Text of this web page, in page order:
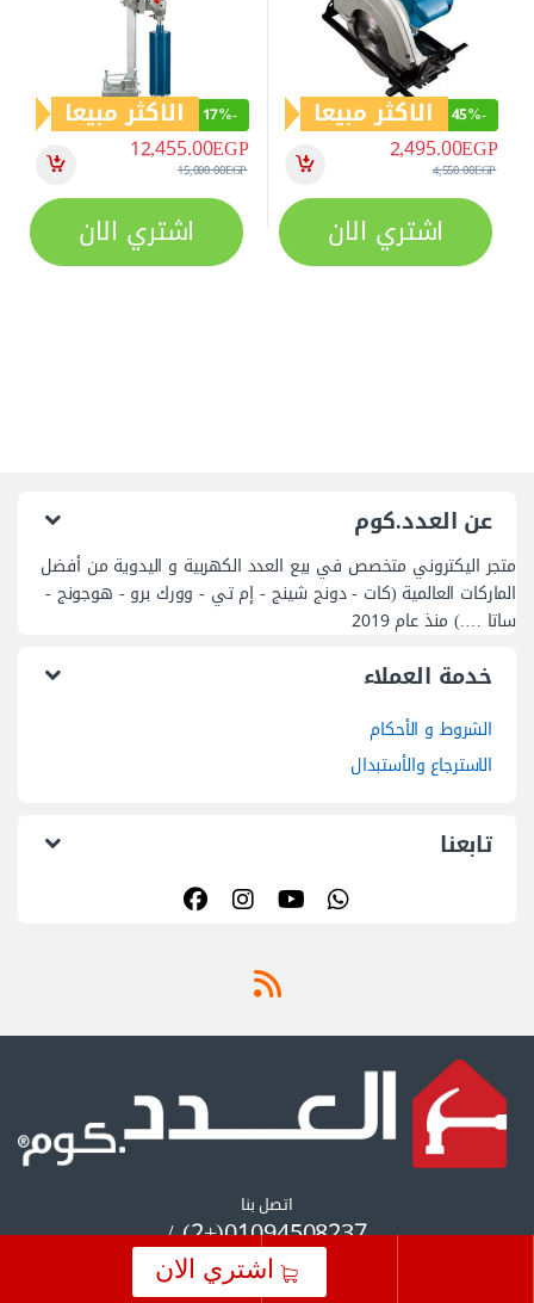
اشتري الان
-
45% الاكثر مبيعا
2,495.00EGP
4,550.00EGP
اشتري الان
-
17% الاكثر مبيعا
12,455.00EGP
15,000.00EGP
اشتري الان
عن العدد.كوم
متجر اليكتروني متخصص في بيع العدد الكهربية و اليدوية من أفضل
الماركات العالمية (كات - دونج شينج - إم تي - وورك برو - هوجونج -
ساتا ….) منذ عام 2019
خدمة العملاء
الشروط و الأحكام
الاسترجاع والأستبدال
تابعنا
اتصل بنا
01094508237(+2) /
01055297175(+2)